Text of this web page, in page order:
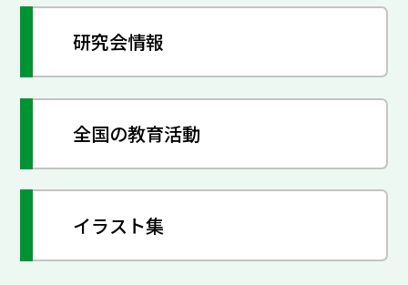
研究会情報
全国の教育活動
イラスト集